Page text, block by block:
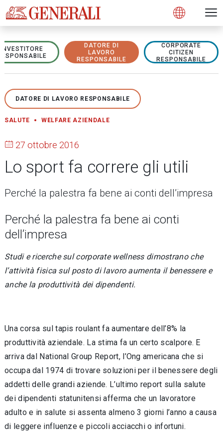
Open
INVESTITORE
DATORE DI
LAVORO
RESPONSABILE
CORPORATE
CITIZEN
RESPONSABILE
DATORE DI LAVORO RESPONSABILE
SALUTE WELFARE AZIENDALE
27 ottobre 2016
Lo sport fa correre gli utili
Perché la palestra fa bene ai conti dell’impresa
Perché la palestra fa bene ai conti
dell’impresa
Studi e ricerche sul corporate wellness dimostrano che
l’attività fisica sul posto di lavoro aumenta il benessere e
anche la produttività dei dipendenti.
Una corsa sul tapis roulant fa aumentare dell’8% la
produttività aziendale. La stima fa un certo scalpore. E
arriva dal National Group Report, l’Ong americana che si
occupa dal 1974 di trovare soluzioni per il benessere degli
addetti delle grandi aziende. L’ultimo report sulla salute
dei dipendenti statunitensi afferma che un lavoratore
adulto e in salute si assenta almeno 3 giorni l’anno a causa
di leggere influenze e piccoli acciacchi o infortuni.